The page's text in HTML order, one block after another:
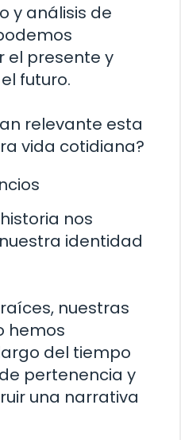
y análisis de
el presente y
futuro.
relevante esta
vida cotidiana?
nos
identidad
nuestras
hemos
del tiempo
pertenencia y
una narrativa